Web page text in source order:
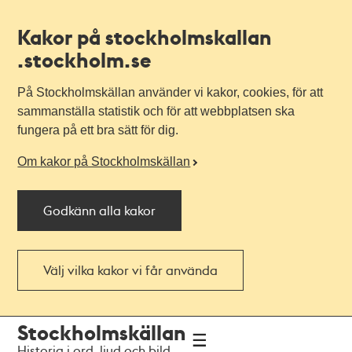
Kakor på stockholmskallan
.stockholm.se
På Stockholmskällan använder vi kakor, cookies, för att
sammanställa statistik och för att webbplatsen ska
fungera på ett bra sätt för dig.
Om kakor på Stockholmskällan
Godkänn alla kakor
Välj vilka kakor vi får använda
navigationen
huvudinnehållet
Stockholmskällan